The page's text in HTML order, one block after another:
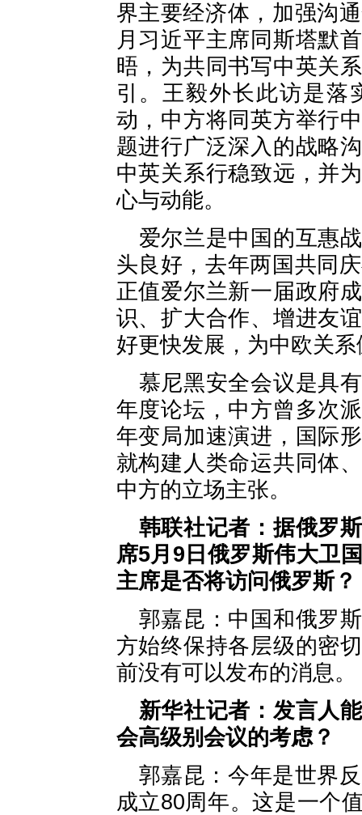
界主要经济体，加强沟
月习近平主席同斯塔默
晤，为共同书写中英关
引。王毅外长此访是落
动，中方将同英方举行
题进行广泛深入的战略
中英关系行稳致远，并
心与动能。
爱尔兰是中国的互惠
头良好，去年两国共同
正值爱尔兰新一届政府
识、扩大合作、增进友
好更快发展，为中欧关
慕尼黑安全会议是具
年度论坛，中方曾多次
年变局加速演进，国际
就构建人类命运共同体
中方的立场主张。
韩联社记者：据俄罗
席5月9日俄罗斯伟大卫
主席是否将访问俄罗斯？
郭嘉昆：中国和俄罗
方始终保持各层级的密
前没有可以发布的消息。
新华社记者：发言人
会高级别会议的考虑？
郭嘉昆：今年是世界
成立80周年。这是一个